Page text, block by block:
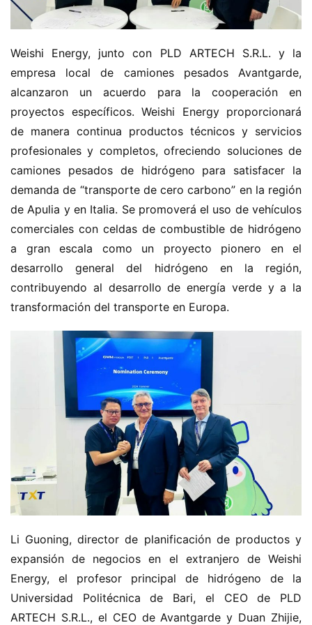
H
o
c
h
i
o
C
a
m
Sign up
Weishi Energy, junto con PLD ARTECH S.R.L. y la
empresa local de camiones pesados Avantgarde,
alcanzaron un acuerdo para la cooperación en
proyectos específicos. Weishi Energy proporcionará
de manera continua productos técnicos y servicios
profesionales y completos, ofreciendo soluciones de
camiones pesados de hidrógeno para satisfacer la
demanda de “transporte de cero carbono” en la región
de Apulia y en Italia. Se promoverá el uso de vehículos
comerciales con celdas de combustible de hidrógeno
a gran escala como un proyecto pionero en el
desarrollo general del hidrógeno en la región,
contribuyendo al desarrollo de energía verde y a la
transformación del transporte en Europa.
Li Guoning, director de planificación de productos y
expansión de negocios en el extranjero de Weishi
Energy, el profesor principal de hidrógeno de la
Universidad Politécnica de Bari, el CEO de PLD
ARTECH S.R.L., el CEO de Avantgarde y Duan Zhijie,